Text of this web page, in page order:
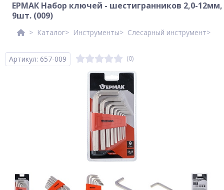
ЕРМАК Набор ключей - шестигранников 2,0-12мм,
9шт. (009)
Каталог Инструменты Слесарный инструмент
Артикул: 657-009 (0)